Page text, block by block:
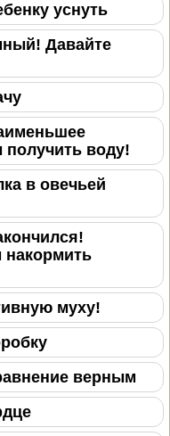
уснуть
Давайте
получить воду!
в овечьей
накормить
муху!
верным